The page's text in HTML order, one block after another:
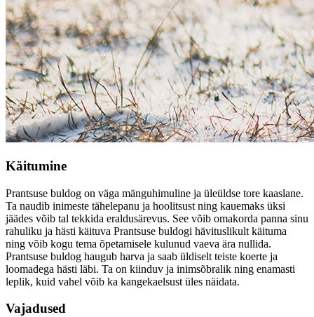
Käitumine
Prantsuse buldog on väga mänguhimuline ja üleüldse tore kaaslane.
Ta naudib inimeste tähelepanu ja hoolitsust ning kauemaks üksi
jäädes võib tal tekkida eraldusärevus. See võib omakorda panna sinu
rahuliku ja hästi käituva Prantsuse buldogi hävituslikult käituma
ning võib kogu tema õpetamisele kulunud vaeva ära nullida.
Prantsuse buldog haugub harva ja saab üldiselt teiste koerte ja
loomadega hästi läbi. Ta on kiinduv ja inimsõbralik ning enamasti
leplik, kuid vahel võib ka kangekaelsust üles näidata.
Vajadused